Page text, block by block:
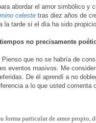
abordar el amor simbólico y
celeste tras diez años de
la tarde si el día ha sido
no precisamente
Pienso que no se habría de
eventos masivos. Me
De él aprendí a no
a lo que usted
forma particular de amor propio,